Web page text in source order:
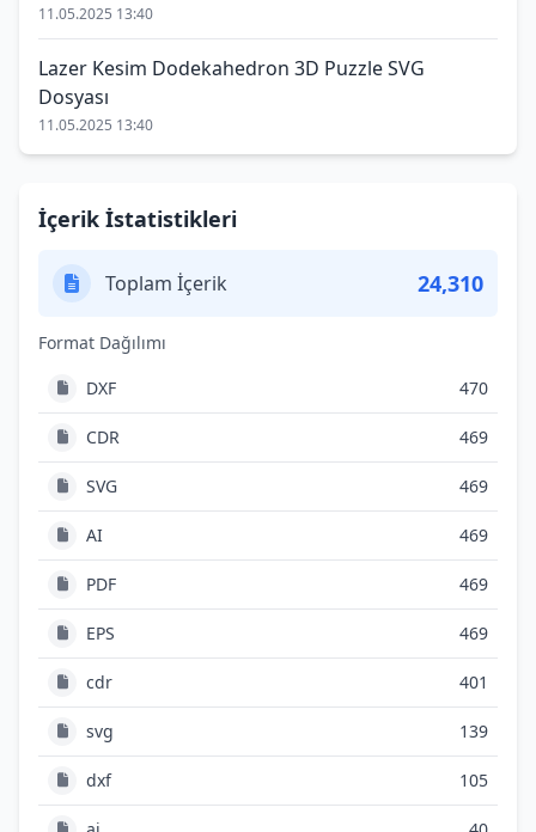
11.05.2025 13:40
Lazer Kesim Dodekahedron 3D Puzzle SVG
Dosyası
11.05.2025 13:40
İçerik İstatistikleri
Toplam İçerik 24,310
Format Dağılımı
DXF
470
CDR 469
SVG 469
AI 469
PDF 469
EPS 469
cdr 401
svg 139
dxf 105